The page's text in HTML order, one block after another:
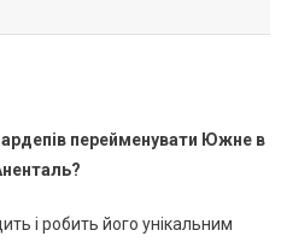
перейменувати Южне в
і робить його унікальним